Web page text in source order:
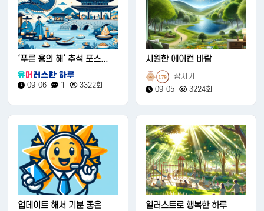
‘푸른 용의 해’ 추석 포스...
09-06 1 3322회
시원한 에어컨 바람
179
삼시기
09-05
3224회
업데이트 해서 기분 좋은
일러스트로 행복한 하루